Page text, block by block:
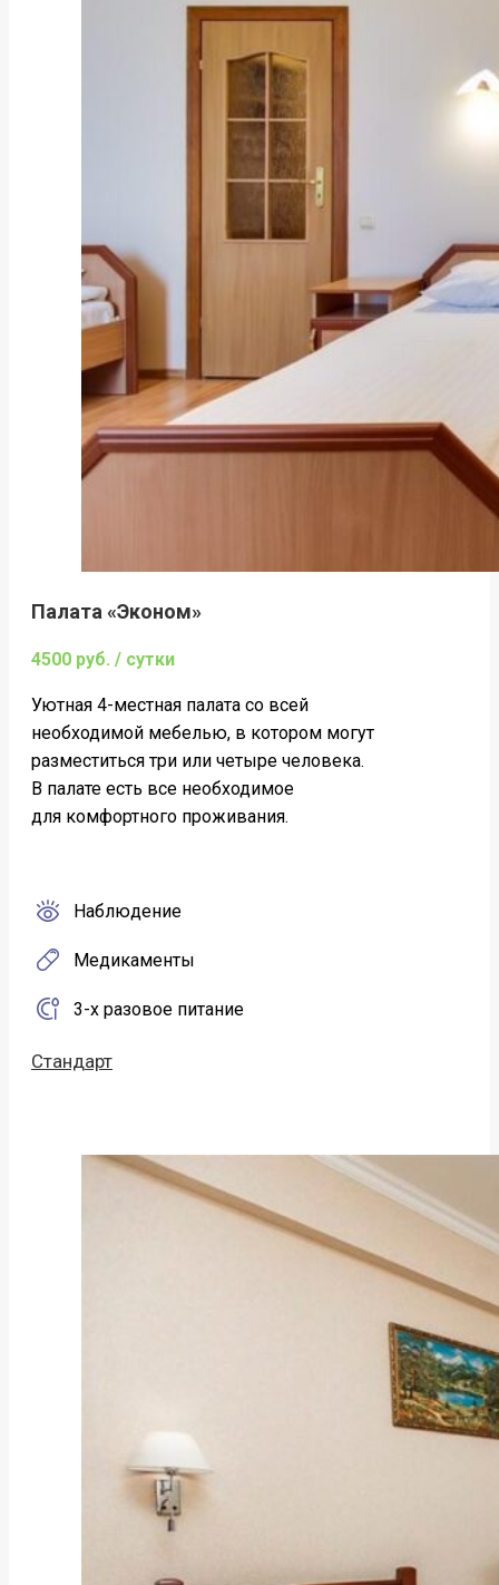
Палата «Эконом»
4500 руб. / сутки
Уютная 4-местная палата со всей
необходимой мебелью, в котором могут
разместиться три или четыре человека.
В палате есть все необходимое
для комфортного проживания.
Наблюдение
Медикаменты
3-х разовое питание
Стандарт